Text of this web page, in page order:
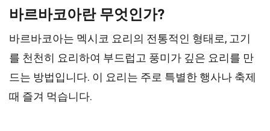
바르바코아란 무엇인가?
바르바코아는 멕시코 요리의 전통적인 형태로, 고기
를 천천히 요리하여 부드럽고 풍미가 깊은 요리를 만
드는 방법입니다. 이 요리는 주로 특별한 행사나 축제
때 즐겨 먹습니다.